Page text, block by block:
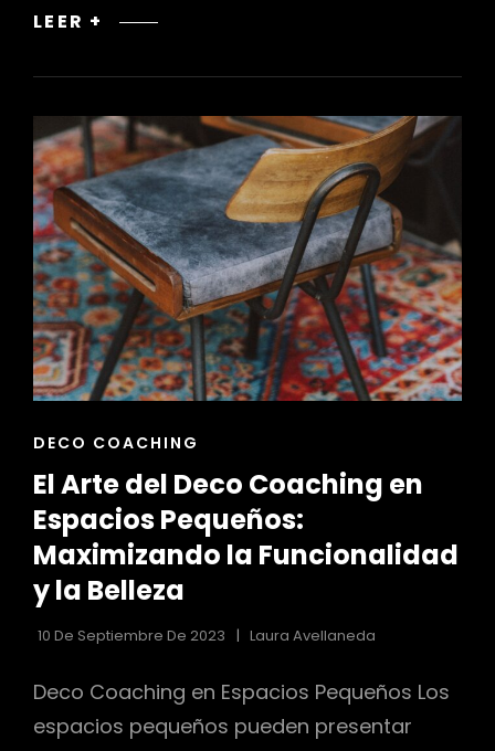
LEER +
POP
ENLACES
LAS
CATEGORÍAS
DECO COACHING
El Arte del Deco Coaching en
Espacios Pequeños:
Maximizando la Funcionalidad
y la Belleza
10 De Septiembre De 2023 Laura Avellaneda
Deco Coaching en Espacios Pequeños Los
espacios pequeños pueden presentar